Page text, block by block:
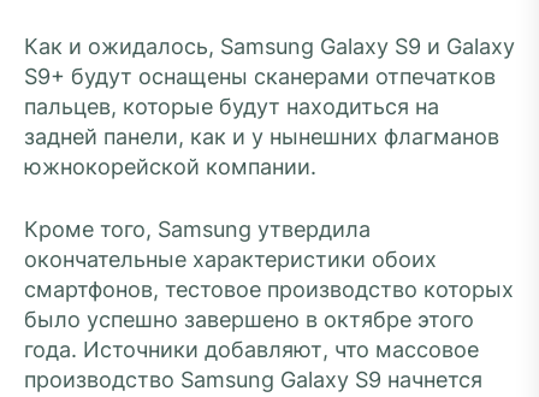
Как и ожидалось, Samsung Galaxy S9 и Galaxy
S9+ будут оснащены сканерами отпечатков
пальцев, которые будут находиться на
задней панели, как и у нынешних флагманов
южнокорейской компании.
Кроме того, Samsung утвердила
окончательные характеристики обоих
смартфонов, тестовое производство которых
было успешно завершено в октябре этого
года. Источники добавляют, что массовое
производство Samsung Galaxy S9 начнется